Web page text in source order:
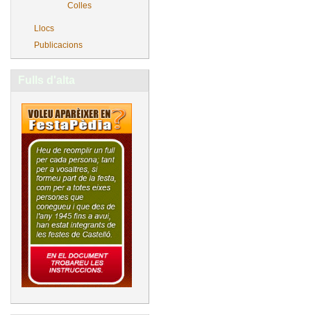
Colles
Llocs
Publicacions
Fulls d'alta